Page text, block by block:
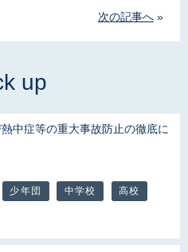
次の記事へ »
中症等の重大事故防止の徹底に
少年団 中学校 高校